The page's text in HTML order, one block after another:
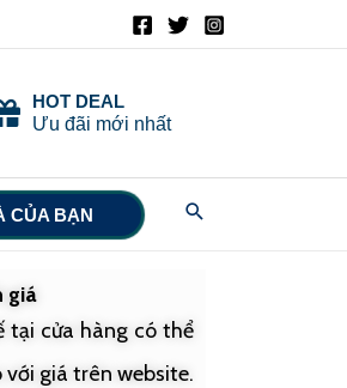
HOT DEAL
Ưu đãi mới nhất
CỦA BẠN Search
giá
tại cửa hàng có thể
với giá trên website.